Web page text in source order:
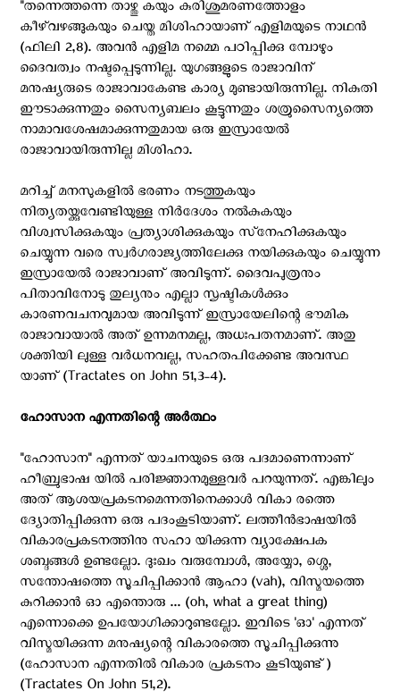
''തന്നെത്തന്നെ താഴ്ത്തു കയും കുരിശുമരണത്തോളം
കീഴ്‌വഴങ്ങുകയും ചെയ്ത മിശിഹായാണ് എളിമയുടെ നാഥന്‍
(ഫിലി 2,8). അവന്‍ എളിമ നമ്മെ പഠിപ്പിക്കു മ്പോഴും
ദൈവത്വം നഷ്ടപ്പെടുന്നില്ല. യുഗങ്ങളുടെ രാജാവിന്
മനുഷ്യരുടെ രാജാവാകേണ്ട കാര്യ മുണ്ടായിരുന്നില്ല. നികുതി
ഈടാക്കുന്നതും സൈന്യബലം കൂട്ടുന്നതും ശത്രുസൈന്യത്തെ
നാമാവശേഷമാക്കുന്നതുമായ ഒരു ഇസ്രായേല്‍
രാജാവായിരുന്നില്ല മിശിഹാ.
മറിച്ച് മനസുകളില്‍ ഭരണം നടത്തുകയും
നിത്യതയ്ക്കുവേണ്ടിയുള്ള നിര്‍ദേശം നല്‍കുകയും
വിശ്വസിക്കുകയും പ്രത്യാശിക്കുകയും സ്‌നേഹിക്കുകയും
ചെയ്യുന്ന വരെ സ്വര്‍ഗരാജ്യത്തിലേക്കു നയിക്കുകയും ചെയ്യുന്ന
ഇസ്രായേല്‍ രാജാവാണ് അവിടുന്ന്. ദൈവപുത്രനും
പിതാവിനോടു തുല്യനും എല്ലാ സൃഷ്ടികള്‍ക്കും
കാരണവചനവുമായ അവിടുന്ന് ഇസ്രായേലിന്റെ ഭൗമിക
രാജാവായാല്‍ അത് ഉന്നമനമല്ല, അധഃപതനമാണ്. അതു
ശക്തിയി ലുള്ള വര്‍ധനവല്ല, സഹതപിക്കേണ്ട അവസ്ഥ
യാണ് (Tractates on John 51,3-4).
ഹോസാന എന്നതിന്റെ അര്‍ത്ഥം
''ഹോസാന'' എന്നത് യാചനയുടെ ഒരു പദമാണെന്നാണ്
ഹീബ്രുഭാഷ യില്‍ പരിജ്ഞാനമുള്ളവര്‍ പറയുന്നത്. എങ്കിലും
അത് ആശയപ്രകടനമെന്നതിനെക്കാള്‍ വികാ രത്തെ
ദ്യോതിപ്പിക്കുന്ന ഒരു പദംകൂടിയാണ്. ലത്തീന്‍ഭാഷയില്‍
വികാരപ്രകടനത്തിനു സഹാ യിക്കുന്ന വ്യാക്ഷേപക
ശബ്ദങ്ങള്‍ ഉണ്ടല്ലോ. ദുഃഖം വരുമ്പോള്‍, അയ്യോ, ശ്ശെ,
സന്തോഷത്തെ സൂചിപ്പിക്കാന്‍ ആഹാ (vah), വിസ്മയത്തെ
കുറിക്കാന്‍ ഓ എന്തൊരു ... (oh, what a great thing)
എന്നൊക്കെ ഉപയോഗിക്കാറുണ്ടല്ലോ. ഇവിടെ 'ഓ' എന്നത്
വിസ്മയിക്കുന്ന മനുഷ്യന്റെ വികാരത്തെ സൂചിപ്പിക്കുന്നു
(ഹോസാന എന്നതില്‍ വികാര പ്രകടനം കൂടിയുണ്ട്)
(Tractates On John 51,2).